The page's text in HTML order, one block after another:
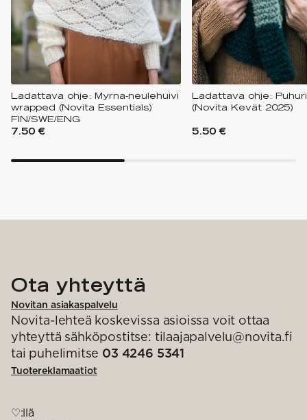
Ladattava ohje: Myrna-neulehuivi
wrapped (Novita Essentials)
FIN/SWE/ENG
7.50 €
Ladattava ohje:
(Novita Kevät 2025)
5.50 €
Ota yhteyttä
Novitan asiakaspalvelu
Novita-lehteä koskevissa asioissa voit ottaa
yhteyttä sähköpostitse: tilaajapalvelu@novita.fi
tai puhelimitse 03 4246 5341
Tuotereklamaatiot
♡:llä